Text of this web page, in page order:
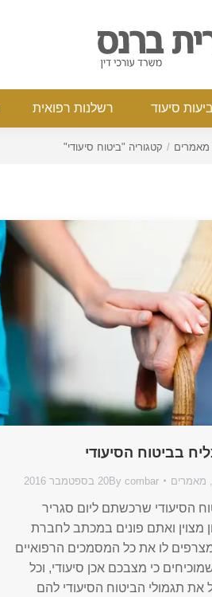
סיעוד רשלנות רפואית
מאמרים קטגוריה "ביטוח סיעודי"
בביטוח הסיעודי
מאמרים By combar 20 בספטמבר 2016
הסיעודי שרכשתם ליום סגריר
מצוין ואתם פונים במכתב לחברת
לו את כל המסמכים הרפואיים
כי מצבכם אכן סיעודי, וכל
את תגמולי הביטוח הסיעודי להם